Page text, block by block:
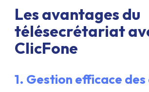
Les avantages du
télésecrétariat
ClicFone
1. Gestion efficace des